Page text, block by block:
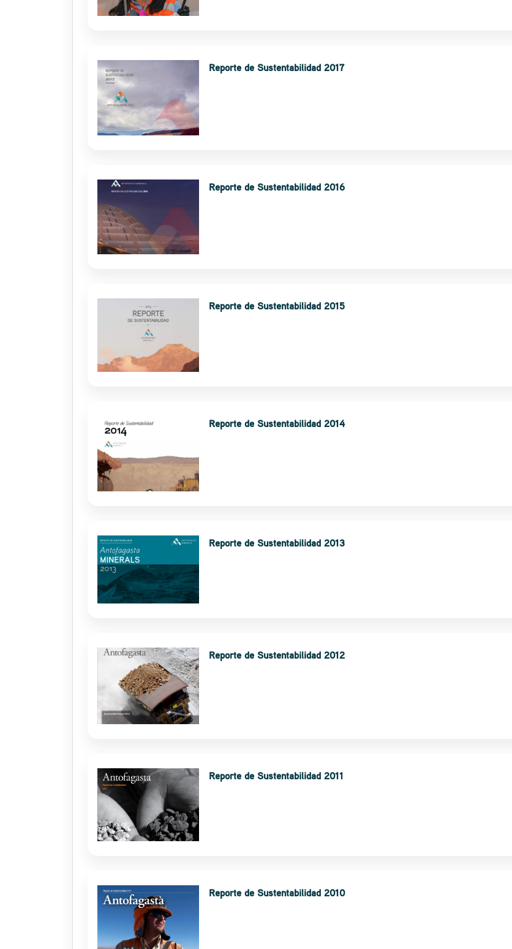
Reporte de Sustentabilidad 2017
Reporte de Sustentabilidad 2016
Reporte de Sustentabilidad 2015
Reporte de Sustentabilidad 2014
Reporte de Sustentabilidad 2013
Reporte de Sustentabilidad 2012
Reporte de Sustentabilidad 2011
Reporte de Sustentabilidad 2010